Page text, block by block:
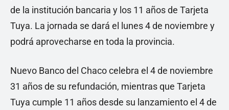
de la institución bancaria y los 11 años de Tarjeta
Tuya. La jornada se dará el lunes 4 de noviembre y
podrá aprovecharse en toda la provincia.
Nuevo Banco del Chaco celebra el 4 de noviembre
31 años de su refundación, mientras que Tarjeta
Tuya cumple 11 años desde su lanzamiento el 4 de